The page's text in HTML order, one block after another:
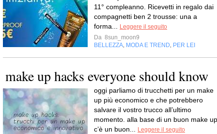
11° compleanno. Ricevetti in regalo dai
compagnetti ben 2 trousse: una a
forma...
Leggere il seguito
Da 8sun_moon9
BELLEZZA MODA E TREND PER LEI
make up hacks everyone should know
oggi parliamo di trucchetti per un make
up più economico e che potrebbero
salvare il vostro trucco all’ultimo
momento. alla base di un buon make up
c’è un buon...
Leggere il seguito